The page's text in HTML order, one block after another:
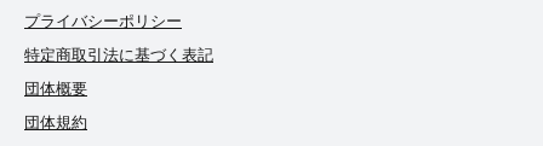
プライバシーポリシー
特定商取引法に基づく表記
団体概要
団体規約